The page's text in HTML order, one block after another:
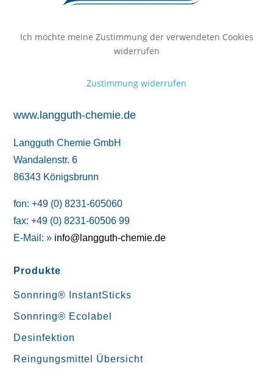
Ich möchte meine Zustimmung der verwendeten Cookies
widerrufen
Zustimmung widerrufen
www.langguth-chemie.de
Langguth Chemie GmbH
Wandalenstr. 6
86343 Königsbrunn
fon: +49 (0) 8231-605060
fax: +49 (0) 8231-60506 99
E-Mail: » info@langguth-chemie.de
Produkte
Sonnring® InstantSticks
Sonnring® Ecolabel
Desinfektion
Reingungsmittel Übersicht